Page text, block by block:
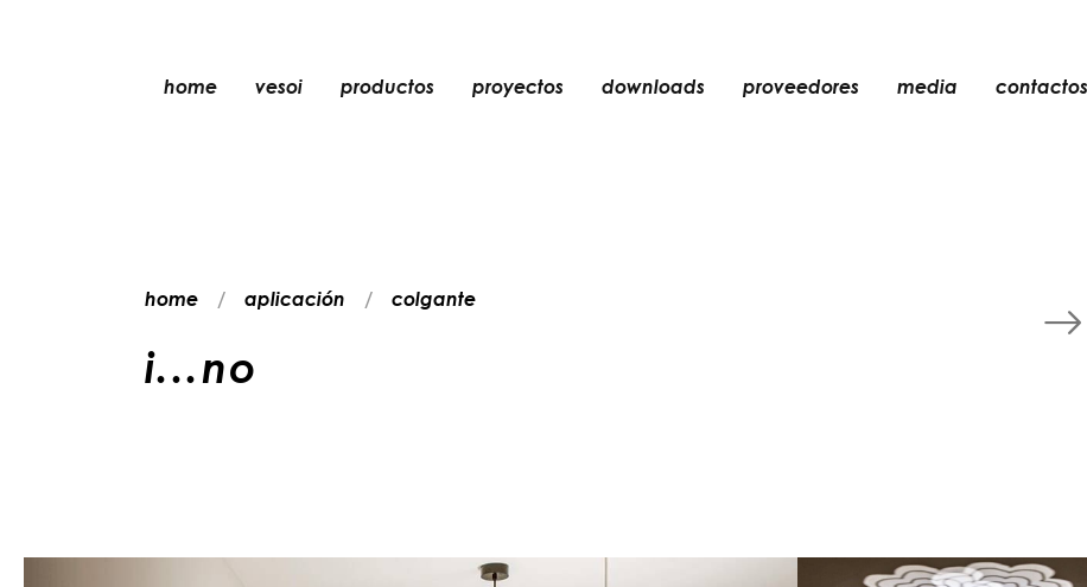
home vesoi productos proyectos downloads proveedores media contactos
home aplicación colgante
i...no